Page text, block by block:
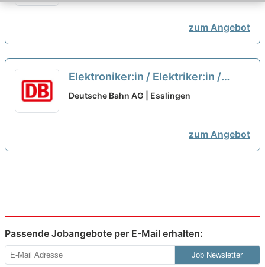
zum Angebot
Elektroniker:in / Elektriker:in /
Mechatroniker:in für eine
Deutsche Bahn AG | Esslingen
zum Angebot
Passende Jobangebote per E-Mail erhalten:
Job Newsletter